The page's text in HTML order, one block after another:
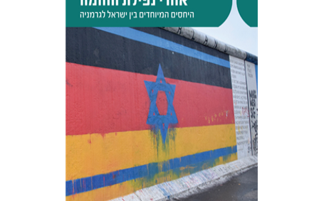
הנחת אתר ספר מודפס
$42
$38